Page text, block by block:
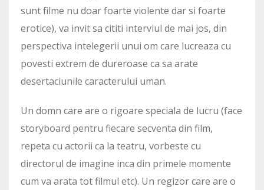
sunt filme nu doar foarte violente dar si foarte
erotice), va invit sa cititi interviul de mai jos, din
perspectiva intelegerii unui om care lucreaza cu
povesti extrem de dureroase ca sa arate
desertaciunile caracterului uman.
Un domn care are o rigoare speciala de lucru (face
storyboard pentru fiecare secventa din film,
repeta cu actorii ca la teatru, vorbeste cu
directorul de imagine inca din primele momente
cum va arata tot filmul etc). Un regizor care are o